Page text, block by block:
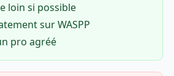
loin si possible
sur WASPP
pro agréé